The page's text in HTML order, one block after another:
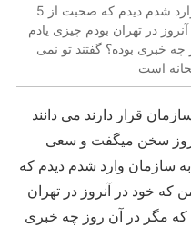
بزرگ کند زمانی که من به سازمان وارد شدم دیدم که صحبت از 5
در آنروز در تهران بودم چیزی یادم
خبری بوده؟ گفتند تو نمی
است
قرار دارند می دانند
روز سخن میگفت و سعی
سازمان وارد شدم دیدم که
60 می کنند من که خود در آنروز در تهران
که مگر در آن روز چه خبری